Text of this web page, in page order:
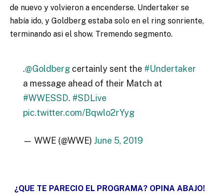
de nuevo y volvieron a encenderse. Undertaker se
había ido, y Goldberg estaba solo en el ring sonriente,
terminando asi el show. Tremendo segmento.
.@Goldbergcertainly sent the #Undertaker
a message ahead of their Match at
#WWESSD. #SDLive
pic.twitter.com/Bqwlo2rYyg
— WWE (@WWE) June 5, 2019
¿QUE TE PARECIO EL PROGRAMA? OPINA ABAJO!